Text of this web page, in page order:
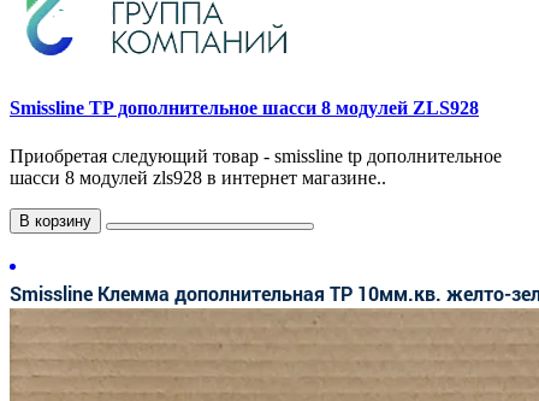
Smissline TP дополнительное шасси 8 модулей ZLS928
Приобретая следующий товар - smissline tp дополнительное
шасси 8 модулей zls928 в интернет магазине..
В корзину